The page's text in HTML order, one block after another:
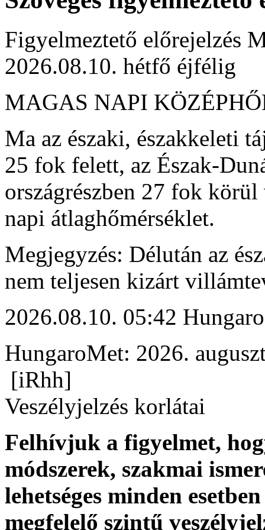
Figyelmeztető előrejelzés
2026.08.10. hétfő éjfélig
MAGAS NAPI
Ma az északi, északkeleti
25 fok felett, az Észak-
országrészben 27 fok
napi átlaghőmérséklet.
Megjegyzés: Délután az
nem teljesen kizárt
2026.08.10. 05:42
HungaroMet: 2026.
[iRhh]
Veszélyjelzés korlátai
Felhívjuk a figyelmet,
módszerek, szakmai
lehetséges minden
megfelelő szintű